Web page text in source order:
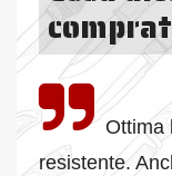
Ottima
resistente.